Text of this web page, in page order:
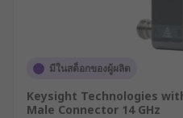
มีในสต็อกของผู้ผลิต
Keysight Technologies
Male Connector 14 GHz